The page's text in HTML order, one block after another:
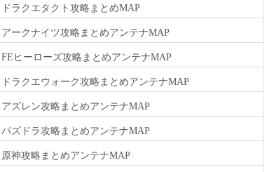
ラクエタクト攻略まとめMAP
ークナイツ攻略まとめアンテナMAP
ヒーローズ攻略まとめアンテナMAP
ラクエウォーク攻略まとめアンテナMAP
ズレン攻略まとめアンテナMAP
ズドラ攻略まとめアンテナMAP
神攻略まとめアンテナMAP